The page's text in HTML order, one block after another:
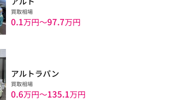
買取相場
0.1万円〜97.7万円
アルトラパン
買取相場
0.6万円〜135.1万円